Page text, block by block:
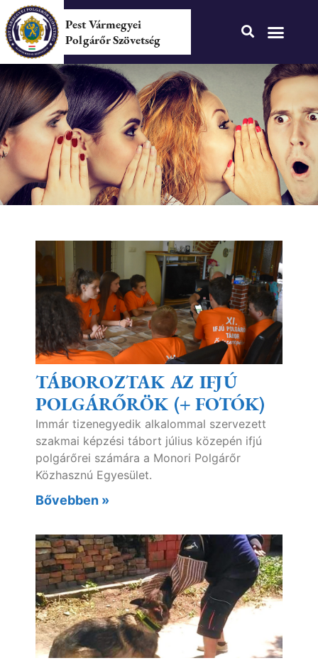
Pest Vármegyei
Polgárőr Szövetség
TÁBOROZTAK AZ IFJÚ
POLGÁRŐRÖK (+ FOTÓK)
Immár tizenegyedik alkalommal szervezett
szakmai képzési tábort július közepén ifjú
polgárőrei számára a Monori Polgárőr
Közhasznú Egyesület.
Bővebben »